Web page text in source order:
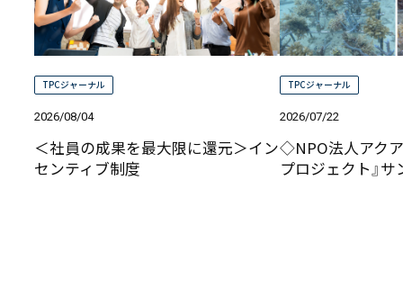
TPCジャーナル
2026/08/04
＜社員の成果を最大限に還元＞イン
センティブ制度
TPCジャーナル
2026/07/22
◇NPO法人アク
プロジェクト』